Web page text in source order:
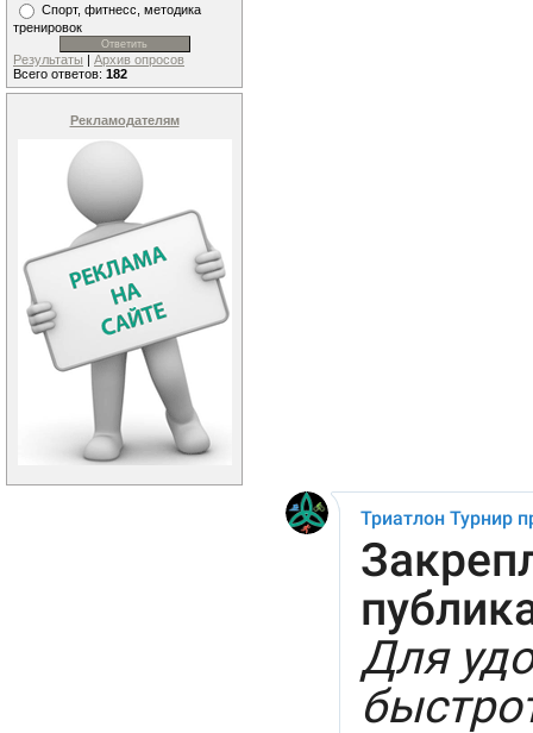
Спорт, фитнесс, методика
тренировок
Результаты | Архив опросов
Всего ответов: 182
Рекламодателям